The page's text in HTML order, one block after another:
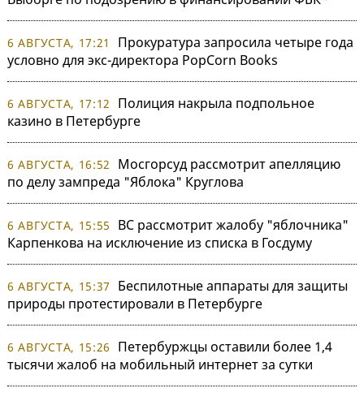
6 АВГУСТА, 17:21
Прокуратура запросила четыре года
условно для экс-директора PopCorn Books
6 АВГУСТА, 17:12
Полиция накрыла подпольное
казино в Петербурге
6 АВГУСТА, 16:52
Мосгорсуд рассмотрит апелляцию
по делу зампреда "Яблока" Круглова
6 АВГУСТА, 15:55
ВС рассмотрит жалобу "яблочника"
Карпенкова на исключение из списка в Госдуму
6 АВГУСТА, 15:37
Беспилотные аппараты для защиты
природы протестировали в Петербурге
6 АВГУСТА, 15:26
Петербуржцы оставили более 1,4
тысячи жалоб на мобильный интернет за сутки